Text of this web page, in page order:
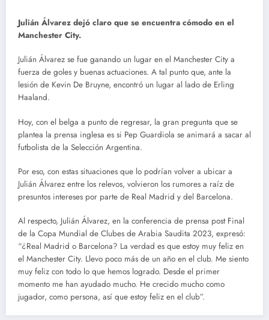
Julián Álvarez dejó claro que se encuentra cómodo en el
Manchester City.
Julián Álvarez se fue ganando un lugar en el Manchester City a
fuerza de goles y buenas actuaciones. A tal punto que, ante la
lesión de Kevin De Bruyne, encontró un lugar al lado de Erling
Haaland.
Hoy, con el belga a punto de regresar, la gran pregunta que se
plantea la prensa inglesa es si Pep Guardiola se animará a sacar al
futbolista de la Selección Argentina.
Por eso, con estas situaciones que lo podrían volver a ubicar a
Julián Álvarez entre los relevos, volvieron los rumores a raíz de
presuntos intereses por parte de Real Madrid y del Barcelona.
Al respecto, Julián Álvarez, en la conferencia de prensa post Final
de la Copa Mundial de Clubes de Arabia Saudita 2023, expresó:
“¿Real Madrid o Barcelona? La verdad es que estoy muy feliz en
el Manchester City. Llevo poco más de un año en el club. Me siento
muy feliz con todo lo que hemos logrado. Desde el primer
momento me han ayudado mucho. He crecido mucho como
jugador, como persona, así que estoy feliz en el club”.